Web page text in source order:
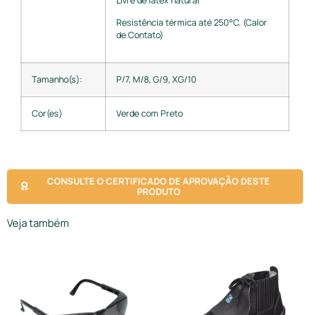
Resistência térmica até 250°C. (Calor
de Contato)
Tamanho(s): P/7, M/8, G/9, XG/10
Cor(es) Verde com Preto
CONSULTE O CERTIFICADO DE APROVAÇÃO DESTE
PRODUTO
Veja também